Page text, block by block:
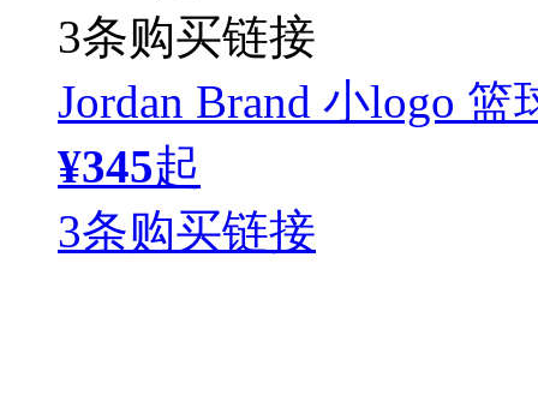
3条购买链接
Jordan Brand 小logo
¥345起
3条购买链接